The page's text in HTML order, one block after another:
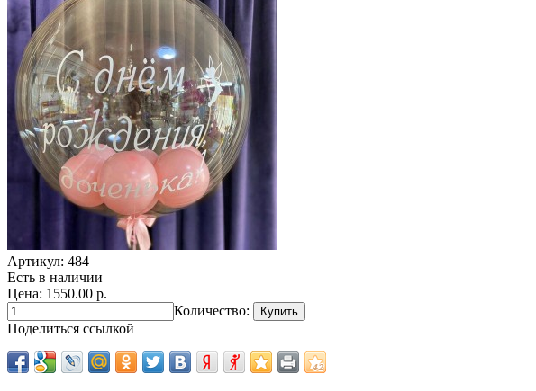
Артикул: 484
Есть в наличии
Цена: 1550.00 р.
Количество:
Поделиться ссылкой